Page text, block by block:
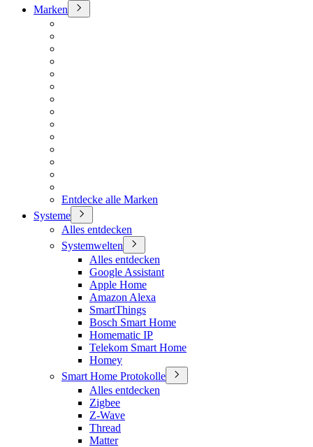
Marken
Entdecke alle Marken
Systeme
Alles entdecken
Systemwelten
Alles entdecken
Google Assistant
Apple Home
Amazon Alexa
SmartThings
Bosch Smart Home
Homematic IP
Telekom Smart Home
Homey
Smart Home Protokolle
Alles entdecken
Zigbee
Z-Wave
Thread
Matter